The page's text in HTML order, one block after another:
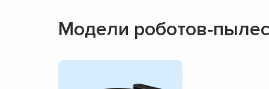
Модели роботов-